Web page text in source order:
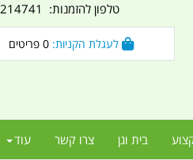
טלפון להזמנות: 052-3214741
0
בית וגן צרו קשר עוד